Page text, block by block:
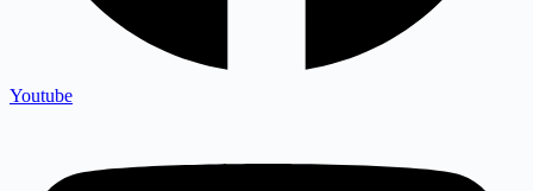
Youtube